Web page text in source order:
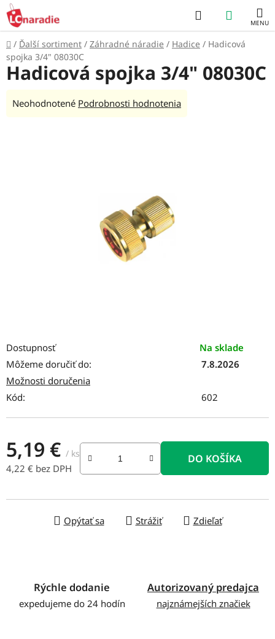
Prejsť
na
obsah
Hľadať
KOŠÍK
Domov
/ Ďalší sortiment / Záhradné náradie / Hadice / Hadicová
spojka 3/4" 08030C
Dostupnosť
Na sklade
Môžeme doručiť do:
7.8.2026
Možnosti doručenia
Kód:
602
5,19 € / ks
4,22 € bez DPH
DO KOŠÍKA
Opýtať sa Strážiť Zdieľať
Hadicová spojka 3/4" 08030C
Priemerné
Neohodnotené Podrobnosti hodnotenia
Rýchle dodanie
expedujeme do 24 hodín
Autorizovaný predajca
najznámejších značiek